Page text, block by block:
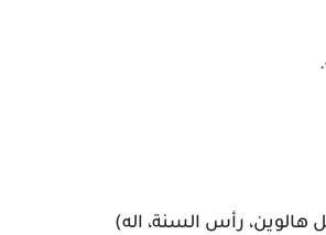
هالوين، رأس السنة، اله)